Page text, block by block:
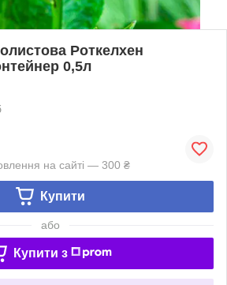
Роткелхен
0,5л
на сайті — 300 ₴
Купити
або
Купити з